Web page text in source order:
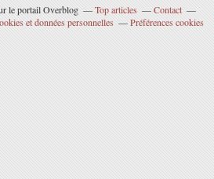
le portail Overblog Top articles
Contact
et données personnelles Préférences cookies